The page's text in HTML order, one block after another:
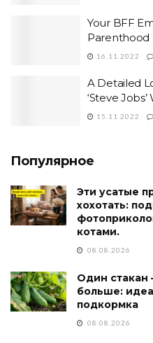
Your BFF
Parenthood
16.11.2022
A Detailed
‘Steve
15.11.2022
Популярное
Эти усатые
хохотать:
котами.
08.08.2026
Один стакан
больше:
подкормка
08.08.2026